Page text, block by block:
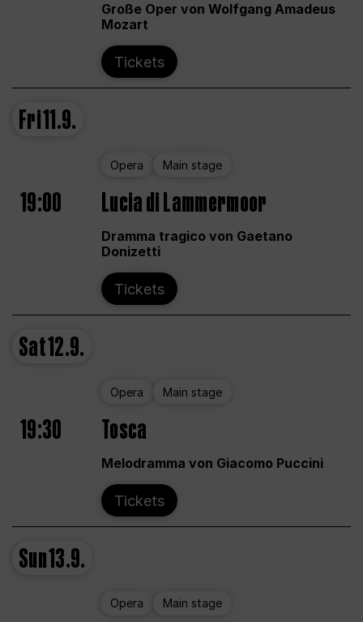
Große Oper von Wolfgang Amadeus
Mozart
Tickets
Fri11.9.
Opera Main stage
19:00 Lucia di Lammermoor
Dramma tragico von Gaetano
Donizetti
Tickets
Sat12.9.
Opera Main stage
19:30 Tosca
Melodramma von Giacomo Puccini
Tickets
Sun13.9.
Opera Main stage